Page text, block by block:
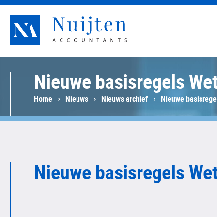
Nieuwe basisregels
Home Nieuws Nieuws archief Nieuwe
Nieuwe basisregels